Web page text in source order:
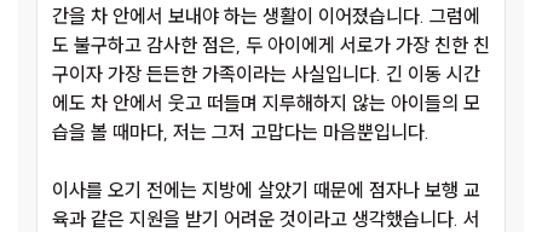
간을 차 안에서 보내야 하는 생활이 이어졌습니다. 그럼에
도 불구하고 감사한 점은, 두 아이에게 서로가 가장 친한 친
구이자 가장 든든한 가족이라는 사실입니다. 긴 이동 시간
에도 차 안에서 웃고 떠들며 지루해하지 않는 아이들의 모
습을 볼 때마다, 저는 그저 고맙다는 마음뿐입니다.
이사를 오기 전에는 지방에 살았기 때문에 점자나 보행 교
육과 같은 지원을 받기 어려운 것이라고 생각했습니다. 서